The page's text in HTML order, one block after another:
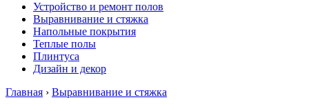
Устройство и ремонт полов
Выравнивание и стяжка
Напольные покрытия
Теплые полы
Плинтуса
Дизайн и декор
Главная › Выравнивание и стяжка